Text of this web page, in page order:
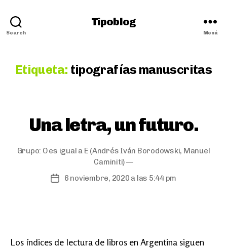
Search
Tipoblog
Menú
Etiqueta: tipografías manuscritas
Una letra, un futuro.
Grupo: O es igual a E (Andrés Iván Borodowski, Manuel
Caminiti) —
Fecha6 noviembre, 2020 a las 5:44 pm
Los índices de lectura de libros en Argentina siguen